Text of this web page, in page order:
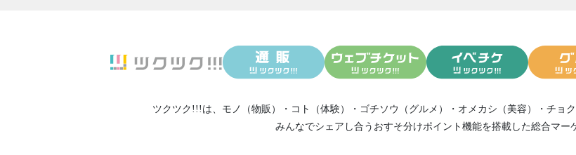
ツクツク!!!は、 モノ（物販） ・ コト（体験） ・ ゴチソウ（グルメ） ・ オメカシ（美容） ・ チョ
みんなでシェアし合う おすそ分けポイント機能を搭載した総合マー